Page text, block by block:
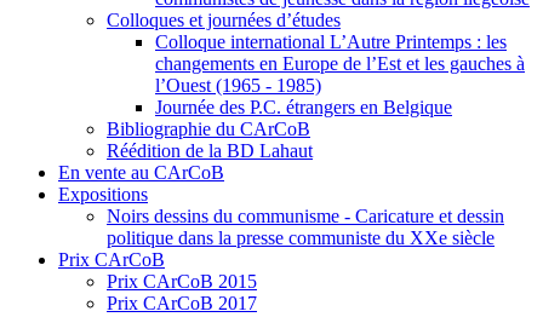
Colloques et journées d’études
Colloque international L’Autre Printemps : les
changements en Europe de l’Est et les gauches à
l’Ouest (1965 - 1985)
Journée des P.C. étrangers en Belgique
Bibliographie du CArCoB
Réédition de la BD Lahaut
En vente au CArCoB
Expositions
Noirs dessins du communisme - Caricature et dessin
politique dans la presse communiste du XXe siècle
Prix CArCoB
Prix CArCoB 2015
Prix CArCoB 2017